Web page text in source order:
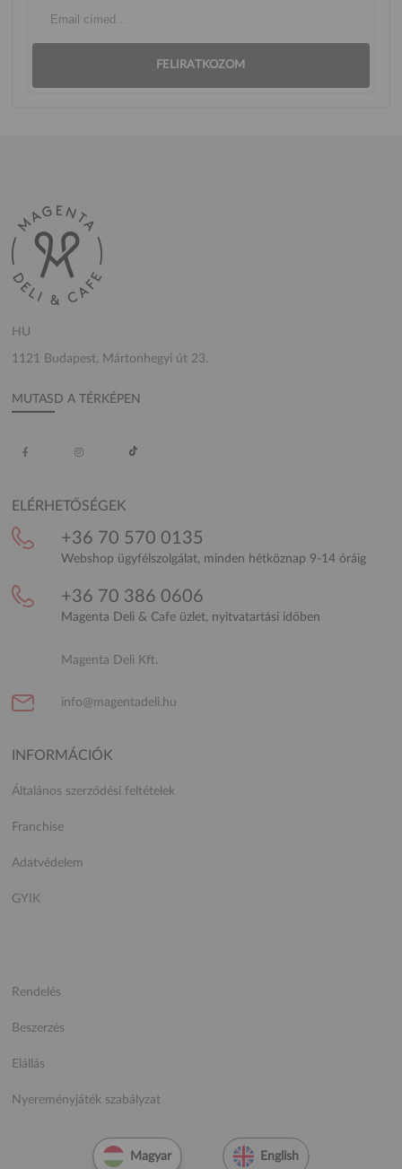
FELIRATKOZOM
HU
1121 Budapest, Mártonhegyi út 23.
MUTASD A TÉRKÉPEN
ELÉRHETŐSÉGEK
+36 70 570 0135
Webshop ügyfélszolgálat, minden hétköznap 9-14 óráig
+36 70 386 0606
Magenta Deli & Cafe üzlet, nyitvatartási időben
Magenta Deli Kft.
info@magentadeli.hu
INFORMÁCIÓK
Általános szerződési feltételek
Franchise
Adatvédelem
GYIK
Rendelés
Beszerzés
Elállás
Nyereményjáték szabályzat
Magyar English